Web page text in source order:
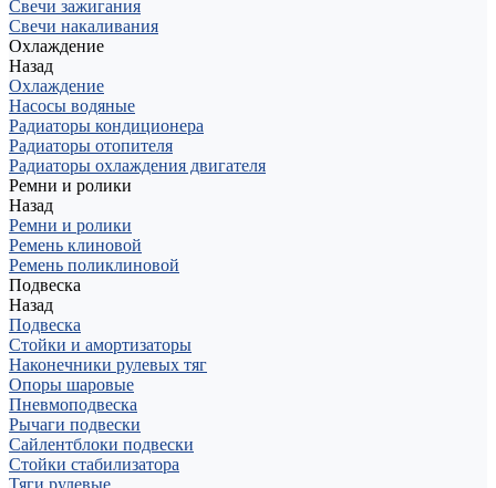
Свечи зажигания
Свечи накаливания
Охлаждение
Назад
Охлаждение
Насосы водяные
Радиаторы кондиционера
Радиаторы отопителя
Радиаторы охлаждения двигателя
Ремни и ролики
Назад
Ремни и ролики
Ремень клиновой
Ремень поликлиновой
Подвеска
Назад
Подвеска
Стойки и амортизаторы
Наконечники рулевых тяг
Опоры шаровые
Пневмоподвеска
Рычаги подвески
Сайлентблоки подвески
Стойки стабилизатора
Тяги рулевые